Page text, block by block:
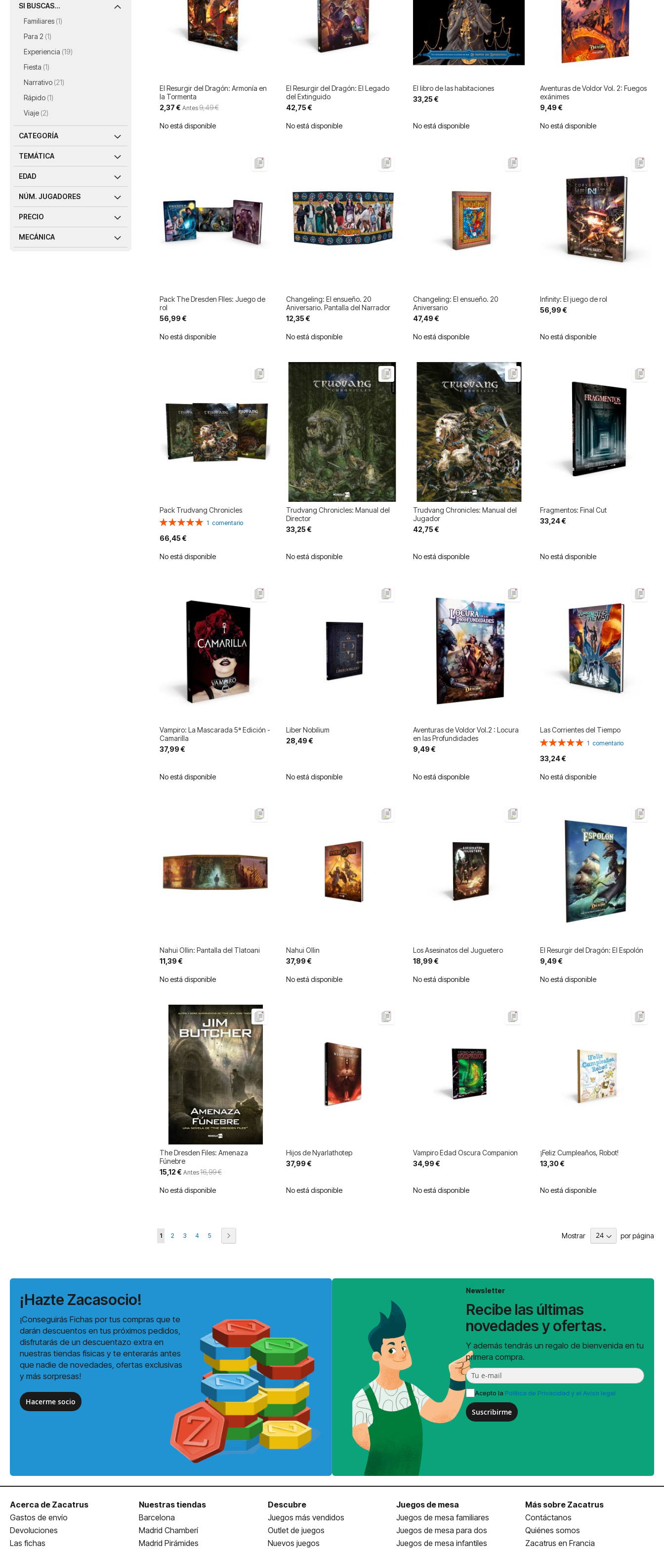
El Resurgir del Dragón: Armonía en
la Tormenta
Precio
especial
2,37 € Antes9,49 €
No está disponible
El Resurgir del Dragón: El Legado
del Extinguido
42,75 €
No está disponible
El libro de las habitaciones
33,25 €
No está disponible
Aventuras de Voldor Vol. 2: Fuegos
exánimes
9,49 €
No está disponible
Pack The Dresden FIles: Juego de
rol
56,99 €
No está disponible
Changeling: El ensueño. 20
Aniversario. Pantalla del Narrador
12,35 €
No está disponible
Changeling: El ensueño. 20
Aniversario
47,49 €
No está disponible
Infinity: El juego de rol
56,99 €
No está disponible
Pack Trudvang Chronicles
Valoración:
1 comentario
66,45 €
No está disponible
Trudvang Chronicles: Manual del
Director
33,25 €
No está disponible
Trudvang Chronicles: Manual del
Jugador
42,75 €
No está disponible
Fragmentos: Final Cut
33,24 €
No está disponible
Vampiro: La Mascarada 5ª Edición -
Camarilla
37,99 €
No está disponible
Liber Nobilium
28,49 €
No está disponible
Aventuras de Voldor Vol.2 : Locura
en las Profundidades
9,49 €
No está disponible
Las Corrientes del Tiempo
Valoración:
1 comentario
33,24 €
No está disponible
Nahui Ollin: Pantalla del Tlatoani
11,39 €
No está disponible
Nahui Ollin
37,99 €
No está disponible
Los Asesinatos del Juguetero
18,99 €
No está disponible
El Resurgir del Dragón: El Espolón
9,49 €
No está disponible
The Dresden Files: Amenaza
Fúnebre
Precio
especial
15,12 € Antes16,99 €
No está disponible
Hijos de Nyarlathotep
37,99 €
No está disponible
Vampiro Edad Oscura Companion
34,99 €
No está disponible
¡Feliz Cumpleaños, Robot!
13,30 €
No está disponible
Página
Actualmente estás leyendo página
1 Página
2 Página
3 Página
4 Página
5 Mostrar por página
SI BUSCAS...
Familiares 1
artículo
Para 2 1
artículo
Experiencia 19
artículos
Fiesta 1
artículo
Narrativo 21
artículos
Rápido 1
artículo
Viaje 2
artículos
CATEGORÍA
TEMÁTICA
EDAD
NÚM. JUGADORES
PRECIO
MECÁNICA
¡Hazte Zacasocio!
¡Conseguirás Fichas por tus compras que te
darán descuentos en tus próximos pedidos,
disfrutarás de un descuentazo extra en
nuestras tiendas físicas y te enterarás antes
que nadie de novedades, ofertas exclusivas
y más sorpresas!
Hacerme socio
Newsletter
Recibe las últimas
novedades y ofertas.
Y además tendrás un regalo de bienvenida en tu
primera compra.
Acepto la Política de Privacidad y el Aviso legal
Suscribirme
Acerca de Zacatrus
Gastos de envío
Devoluciones
Las fichas
Nuestras tiendas
Barcelona
Madrid Chamberí
Madrid Pirámides
Descubre
Juegos más vendidos
Outlet de juegos
Nuevos juegos
Juegos de mesa
Juegos de mesa familiares
Juegos de mesa para dos
Juegos de mesa infantiles
Más sobre Zacatrus
Contáctanos
Quiénes somos
Zacatrus en Francia